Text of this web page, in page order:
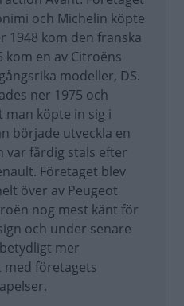
och Michelin köpte
1948 kom den franska
kom en av Citroëns
modeller, DS.
ner 1975 och
man köpte in sig i
började utveckla en
var färdig stals efter
Företaget blev
över av Peugeot
nog mest känt för
och under senare
mer
företagets